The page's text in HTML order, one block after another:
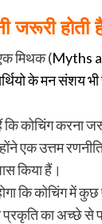
जरूरी होती
मिथक (Myths
के मन संशय
कि कोचिंग करना
एक उत्तम
किया हैं।
कि कोचिंग में कुछ
प्रकृति का अच्छे